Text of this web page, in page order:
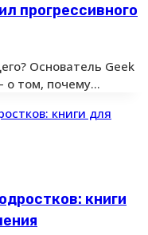
прогрессивного
Основатель Geek
о том, почему…
книги